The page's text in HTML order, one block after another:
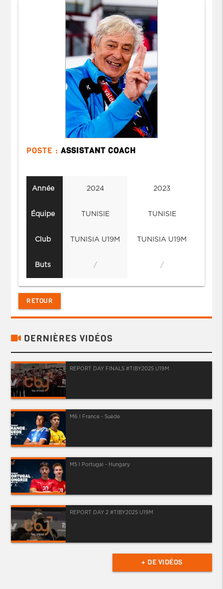
POSTE :ASSISTANT COACH
Année
Équipe
Club
Buts
2024
TUNISIE
TUNISIA U19M
/
2023
TUNISIE
TUNISIA U19M
/
RETOUR
DERNIÈRES VIDÉOS
REPORT DAY FINALS #TIBY2025 U19M
M6 I France - Suède
M5 I Portugal - Hungary
REPORT DAY 2 #TIBY2025 U19M
+ DE VIDÉOS